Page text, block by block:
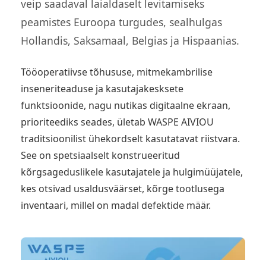
veip saadaval laialdaselt levitamiseks
peamistes Euroopa turgudes, sealhulgas
Hollandis, Saksamaal, Belgias ja Hispaanias.
Tööoperatiivse tõhususe, mitmekambrilise
inseneriteaduse ja kasutajakesksete
funktsioonide, nagu nutikas digitaalne ekraan,
prioriteediks seades, ületab WASPE AIVIOU
traditsioonilist ühekordselt kasutatavat riistvara.
See on spetsiaalselt konstrueeritud
kõrgsageduslikele kasutajatele ja hulgimüüjatele,
kes otsivad usaldusväärset, kõrge tootlusega
inventaari, millel on madal defektide määr.